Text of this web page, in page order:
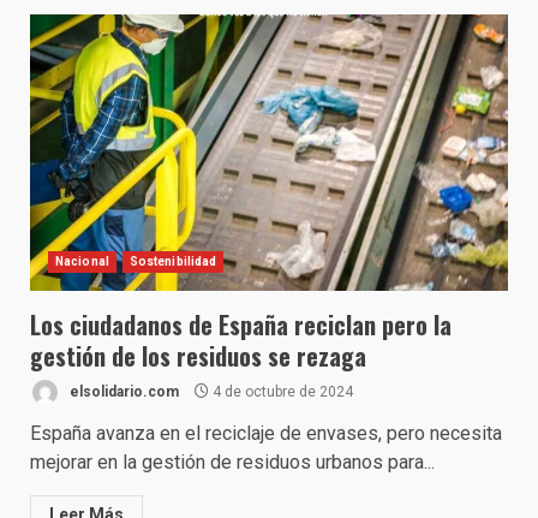
Nacional Sostenibilidad
Los ciudadanos de España reciclan pero la
gestión de los residuos se rezaga
elsolidario.com 4 de octubre de 2024
España avanza en el reciclaje de envases, pero necesita
mejorar en la gestión de residuos urbanos para...